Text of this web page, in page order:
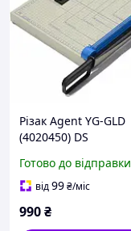
Різак Agent YG-GLD
(4020450) DS
Готово до відправки
від99₴/міс
990₴